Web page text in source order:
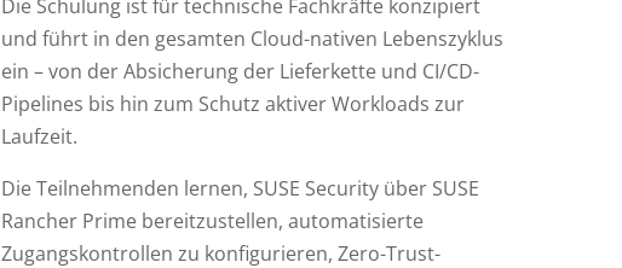
Die Schulung ist für technische Fachkräfte konzipiert
und führt in den gesamten Cloud-nativen Lebenszyklus
ein – von der Absicherung der Lieferkette und CI/CD-
Pipelines bis hin zum Schutz aktiver Workloads zur
Laufzeit.
Die Teilnehmenden lernen, SUSE Security über SUSE
Rancher Prime bereitzustellen, automatisierte
Zugangskontrollen zu konfigurieren, Zero-Trust-